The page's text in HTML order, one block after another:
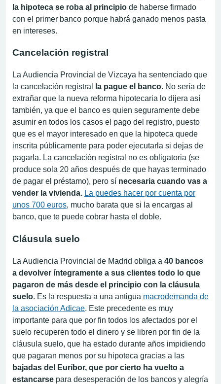
la hipoteca se roba al principio de haberse firmado
con el primer banco porque habrá ganado menos pasta
en intereses.
Cancelación registral
La Audiencia Provincial de Vizcaya ha sentenciado que
la cancelación registral
la pague el banco. No sería de
extrañar que la nueva reforma hipotecaria lo dijera así
también, ya que el banco es quien seguramente debe
asumir en todos los casos el pago del registro, puesto
que es el mayor interesado en que la hipoteca quede
inscrita públicamente para poder ejecutarla si dejas de
pagarla. La cancelación registral no es obligatoria (se
produce sola 20 años después de que hayas terminado
de pagar el préstamo), pero sí necesaria cuando vas a
vender la vivienda. La puedes hacer por cuenta por
unos 700 euros, mucho barata que si la encargas al
banco, que te puede cobrar hasta el doble.
Cláusula suelo
La Audiencia Provincial de Madrid obliga a 40 bancos
a devolver íntegramente a sus clientes todo lo que
pagaron de más desde el principio con la cláusula
suelo. Es la respuesta a una antigua macrodemanda de
la asociación Adicae. Este precedente es muy
importante para que por fin todos los afectados por el
suelo recuperen todo el dinero y se libren por fin de la
cláusula suelo, que ha estado durante años impidiendo
que pagaran menos por su hipoteca gracias a las
bajadas del Euríbor, que por cierto ha vuelto a
estancarse para desesperación de los bancos y alegría